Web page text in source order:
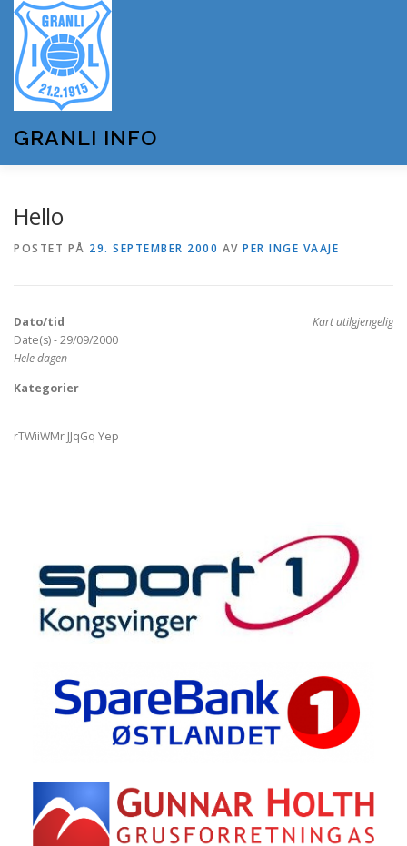
innhold
GRANLI INFO
OM GRANLI INFO
Hello
POSTET PÅ 29. SEPTEMBER 2000 AV PER INGE VAAJE
Kart utilgjengelig
Dato/tid
Date(s) - 29/09/2000
Hele dagen
Kategorier
rTWiiWMr JJqGq Yep